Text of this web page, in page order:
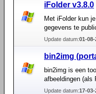
iFolder v3.8.0
Met iFolder kun
gegevens te
Update datum:01-08-
bin2img
bin2img is een
afbeeldingen (als
Update datum:17-03-